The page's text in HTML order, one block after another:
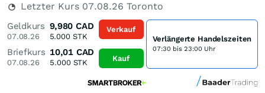
Letzter Kurs 07.08.26 Toronto
Geldkurs
07.08.26
9,980 CAD
5.000STK
Briefkurs
07.08.26
10,01 CAD
5.000STK
Verkauf
Kauf
Verlängerte Handelszeiten
07:30 bis 23:00 Uhr